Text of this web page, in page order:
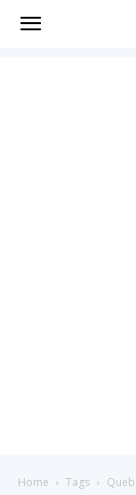
Cantinho
Home Tags